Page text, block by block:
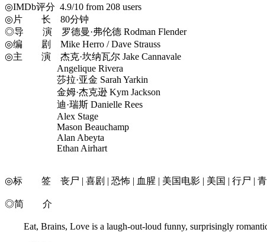
◎IMDb评分 4.9/10 from 208 users
◎片 长 80分钟
◎导 演 罗德曼·弗伦德 Rodman Flender
◎编 剧 Mike Herro / Dave Strauss
◎主 演 杰克·坎纳瓦尔 Jake Cannavale
Angelique Rivera
莎拉·亚金 Sarah Yarkin
金姆·杰克逊 Kym Jackson
迪·瑞斯 Danielle Rees
Alex Stage
Mason Beauchamp
Alan Abeyta
Ethan Airhart
◎标 签 丧尸 | 喜剧 | 恐怖 | 血腥 | 美国电影 | 美国 | 行尸 |
◎简 介
Eat, Brains, Love is a laugh-out-loud funny, surprisingly